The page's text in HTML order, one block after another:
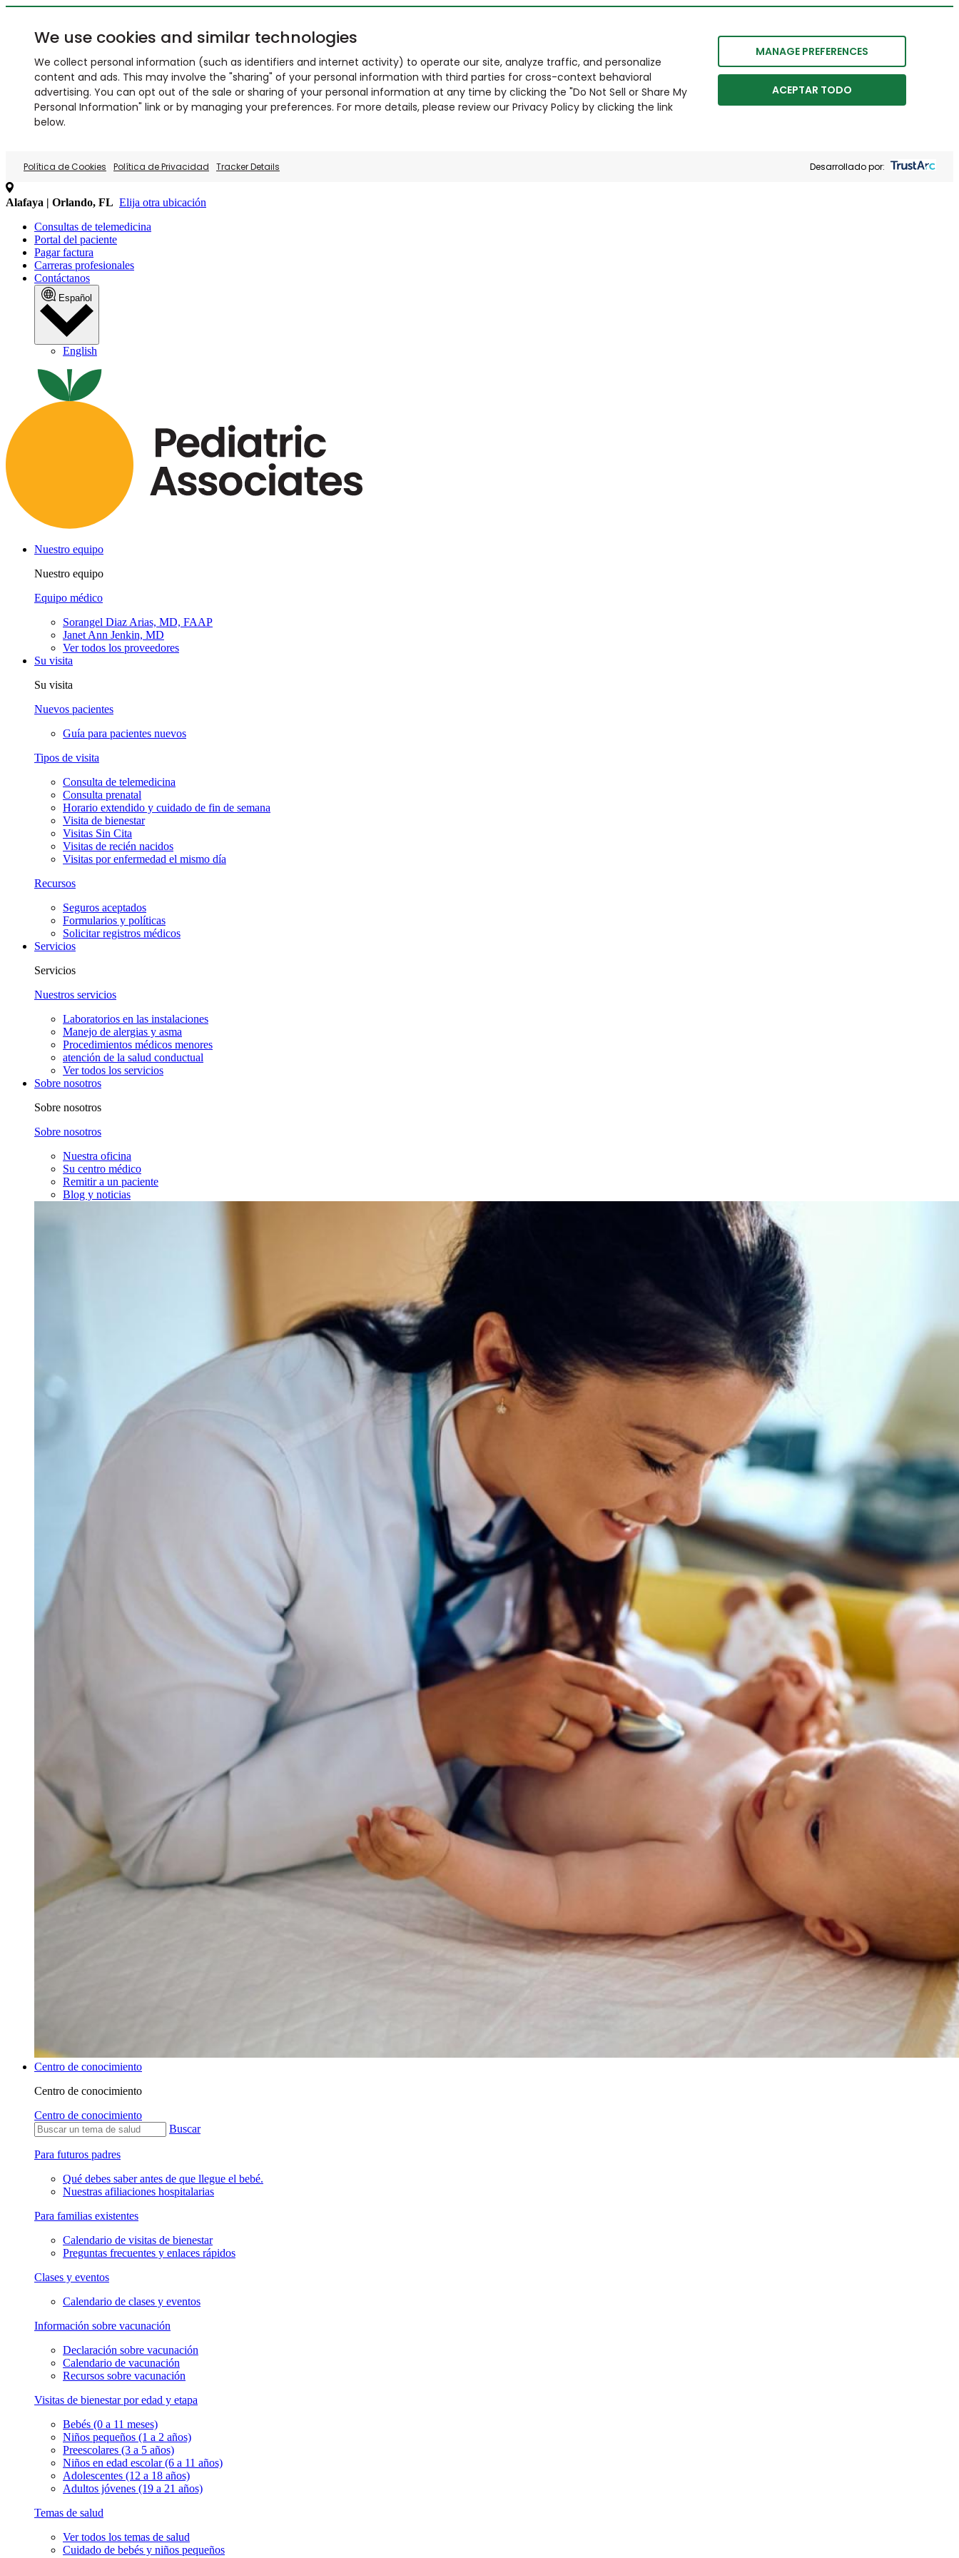
We use cookies and similar technologies
We collect personal information (such as identifiers and internet activity) to operate our site, analyze traffic, and personalize
content and ads. This may involve the "sharing" of your personal information with third parties for cross-context behavioral
advertising. You can opt out of the sale or sharing of your personal information at any time by clicking the "Do Not Sell or Share My
Personal Information" link or by managing your preferences. For more details, please review our Privacy Policy by clicking the link
below.
MANAGE PREFERENCES
ACEPTAR TODO
Política de Cookies Política de Privacidad Tracker Details Desarrollado por:
Alafaya | Orlando, FL Elija otra ubicación
Consultas de telemedicina
Portal del paciente
Pagar factura
Carreras profesionales
Contáctanos
Español
English
Nuestro equipo
Nuestro equipo
Equipo médico
Sorangel Diaz Arias, MD, FAAP
Janet Ann Jenkin, MD
Ver todos los proveedores
Su visita
Su visita
Nuevos pacientes
Guía para pacientes nuevos
Tipos de visita
Consulta de telemedicina
Consulta prenatal
Horario extendido y cuidado de fin de semana
Visita de bienestar
Visitas Sin Cita
Visitas de recién nacidos
Visitas por enfermedad el mismo día
Recursos
Seguros aceptados
Formularios y políticas
Solicitar registros médicos
Servicios
Servicios
Nuestros servicios
Laboratorios en las instalaciones
Manejo de alergias y asma
Procedimientos médicos menores
atención de la salud conductual
Ver todos los servicios
Sobre nosotros
Sobre nosotros
Sobre nosotros
Nuestra oficina
Su centro médico
Remitir a un paciente
Blog y noticias
Centro de conocimiento
Centro de conocimiento
Centro de conocimiento
Buscar
Para futuros padres
Qué debes saber antes de que llegue el bebé.
Nuestras afiliaciones hospitalarias
Para familias existentes
Calendario de visitas de bienestar
Preguntas frecuentes y enlaces rápidos
Clases y eventos
Calendario de clases y eventos
Información sobre vacunación
Declaración sobre vacunación
Calendario de vacunación
Recursos sobre vacunación
Visitas de bienestar por edad y etapa
Bebés (0 a 11 meses)
Niños pequeños (1 a 2 años)
Preescolares (3 a 5 años)
Niños en edad escolar (6 a 11 años)
Adolescentes (12 a 18 años)
Adultos jóvenes (19 a 21 años)
Temas de salud
Ver todos los temas de salud
Cuidado de bebés y niños pequeños